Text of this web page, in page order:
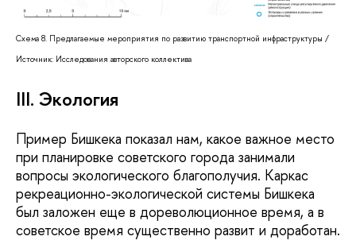
Схема 8. Предлагаемые мероприятия по развитию транспортной инфраструктуры /
Источник: Исследования авторского коллектива
III. Экология
Пример Бишкека показал нам, какое важное место
при планировке советского города занимали
вопросы экологического благополучия. Каркас
рекреационно-экологической системы Бишкека
был заложен еще в дореволюционное время, а в
советское время существенно развит и доработан.